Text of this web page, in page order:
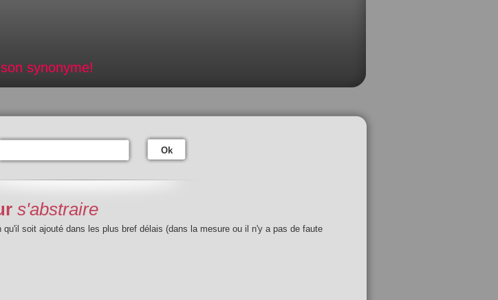
synonyme!
Ok
s'abstraire
soit ajouté dans les plus bref délais (dans la mesure ou il n'y a pas de faute